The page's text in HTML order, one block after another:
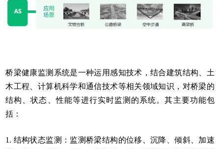
桥梁健康监测系统是一种运用感知技术，结合建筑结构、土
木工程、计算机科学和通信技术等相关领域知识，对桥梁的
结构、状态、性能等进行实时监测的系统。其主要功能包
括：
1. 结构状态监测：监测桥梁结构的位移、沉降、倾斜、加速